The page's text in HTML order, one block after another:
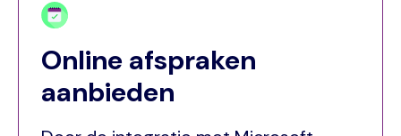
Online afspraken
aanbieden